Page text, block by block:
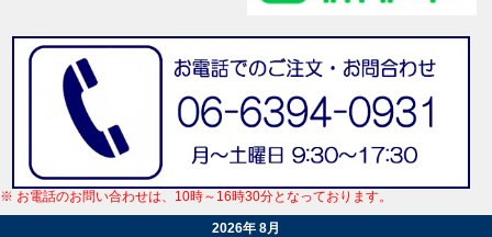
※ お電話のお問い合わせは、10時～16時30分となっております。
2026年 8月